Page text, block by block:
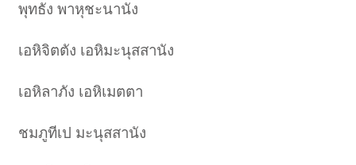
พุทธัง พาหุชะนานัง
เอหิจิตตัง เอหิมะนุสสานัง
เอหิลาภัง เอหิเมตตา
ชมภูทีเป มะนุสสานัง